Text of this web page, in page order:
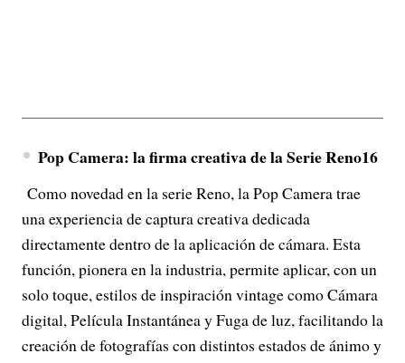
Pop Camera: la firma creativa de la Serie Reno16
Como novedad en la serie Reno, la Pop Camera trae
una experiencia de captura creativa dedicada
directamente dentro de la aplicación de cámara. Esta
función, pionera en la industria, permite aplicar, con un
solo toque, estilos de inspiración vintage como Cámara
digital, Película Instantánea y Fuga de luz, facilitando la
creación de fotografías con distintos estados de ánimo y